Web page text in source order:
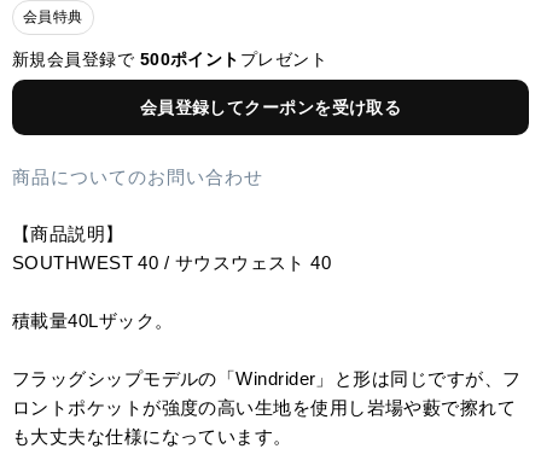
会員特典
新規会員登録で 500ポイント プレゼント
会員登録してクーポンを受け取る
商品についてのお問い合わせ
【商品説明】
SOUTHWEST 40 / サウスウェスト 40
積載量40Lザック。
フラッグシップモデルの「Windrider」と形は同じですが、フ
ロントポケットが強度の高い生地を使用し岩場や藪で擦れて
も大丈夫な仕様になっています。